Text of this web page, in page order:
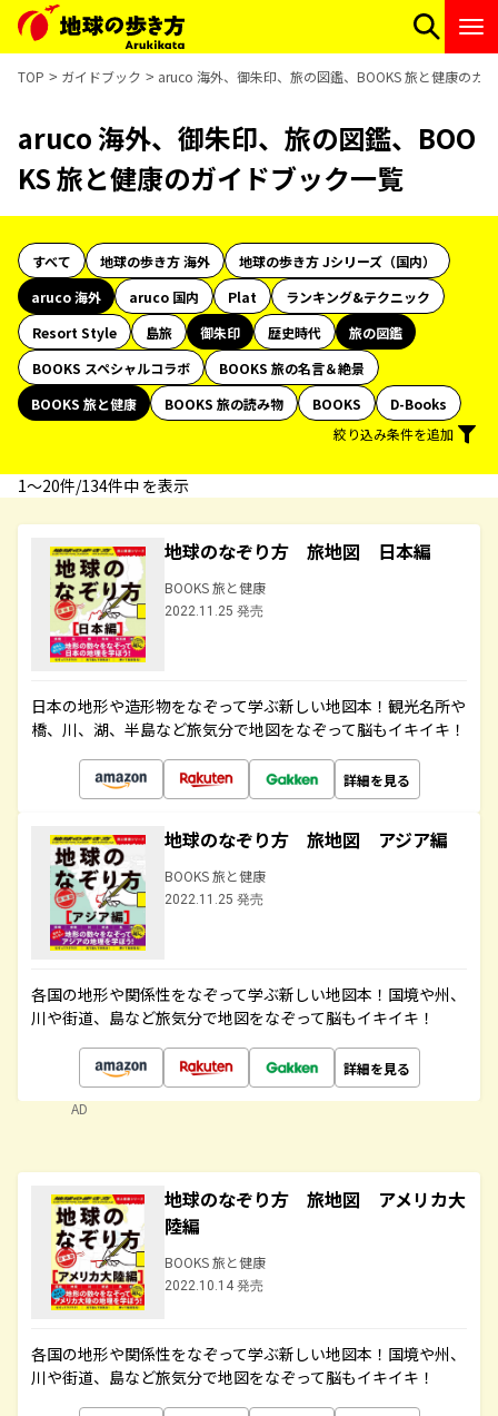
TOP ガイドブック aruco 海外、御朱印、旅の図鑑、BOOKS 旅と健康のガ
aruco 海外、御朱印、旅の図鑑、BOO
KS 旅と健康のガイドブック一覧
すべて 地球の歩き方 海外
地球の歩き方 Jシリーズ（国内）
aruco 海外
aruco 国内 Plat
ランキング&テクニック
Resort Style
島旅 御朱印 歴史時代
旅の図鑑
BOOKS スペシャルコラボ
BOOKS 旅の名言＆絶景
BOOKS 旅と健康
BOOKS 旅の読み物 BOOKS
D-Books
絞り込み条件を追加
1〜20件/134件中 を表示
地球のなぞり方 旅地図 日本編
BOOKS 旅と健康
2022.11.25 発売
日本の地形や造形物をなぞって学ぶ新しい地図本！観光名所や
橋、川、湖、半島など旅気分で地図をなぞって脳もイキイキ！
詳細を見る
地球のなぞり方 旅地図 アジア編
BOOKS 旅と健康
2022.11.25 発売
各国の地形や関係性をなぞって学ぶ新しい地図本！国境や州、
川や街道、島など旅気分で地図をなぞって脳もイキイキ！
詳細を見る
AD
地球のなぞり方 旅地図 アメリカ大
陸編
BOOKS 旅と健康
2022.10.14 発売
各国の地形や関係性をなぞって学ぶ新しい地図本！国境や州、
川や街道、島など旅気分で地図をなぞって脳もイキイキ！